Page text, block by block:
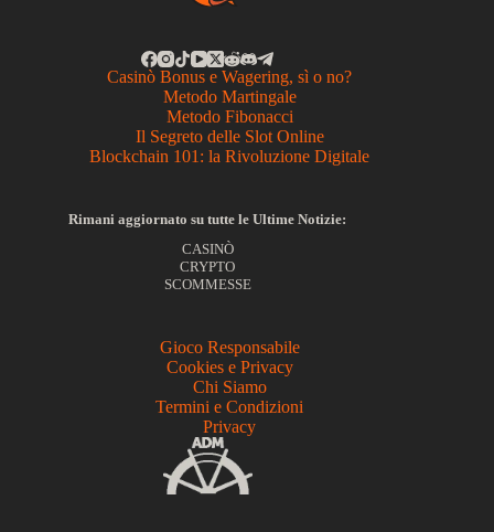
Casinò Bonus e Wagering, sì o no?
Metodo Martingale
Metodo Fibonacci
Il Segreto delle Slot Online
Blockchain 101: la Rivoluzione Digitale
Rimani aggiornato su tutte le Ultime Notizie:
CASINÒ
CRYPTO
SCOMMESSE
Gioco Responsabile
Cookies e Privacy
Chi Siamo
Termini e Condizioni
Privacy